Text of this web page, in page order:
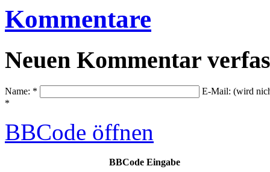
Kommentare
Neuen Kommentar
Name: *
E-Mail: (wird
*
BBCode öffnen
BBCode Eingabe